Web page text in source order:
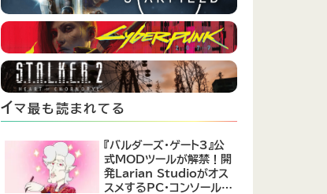
イマ最も読まれてる
『バルダーズ・ゲート3』公
式MODツールが解禁！開
発Larian Studioがオス
スメするPC・コンソール向